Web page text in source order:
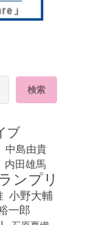
ブ
中島由貴
内田雄馬
ンプリ
小野大輔
一郎